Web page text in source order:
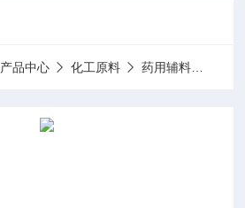
产品中心 化工原料 药用辅料